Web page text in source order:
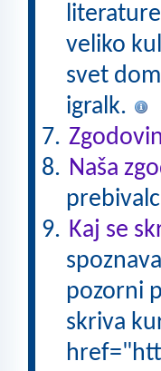
veliko
svet
igralk.
Naša
Kaj se
pozorni
skriva